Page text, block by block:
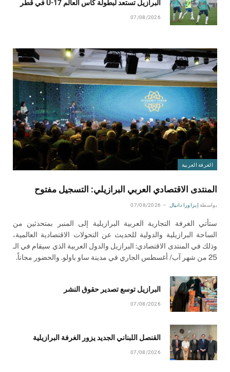
البرازيل تستعد لبطولة كأس العالم U-17 في قطر
07/08/2026
الغرفة العربية
المنتدى الاقتصادي العربي البرازيلي: التسجيل مفتوح
بواسطة إيزاورا دانيال 07/08/2026
ستأتي الغرفة التجارية العربية البرازيلية إلى المنبر بمتحدثين من
الساحة البرازيلية والدولية للحديث عن التحولات الاقتصادية العالمية،
وذلك في المنتدى الاقتصادي: البرازيل والدول العربية الذي سيقام في الـ
25 من شهر آب/ أغسطس الجاري في مدينة ساو باولو. والحضور مجاناً.
البرازيل توسع تصدير حقوق النشر
07/08/2026
القنصل اللبناني الجديد يزور الغرفة البرازيلية
07/08/2026